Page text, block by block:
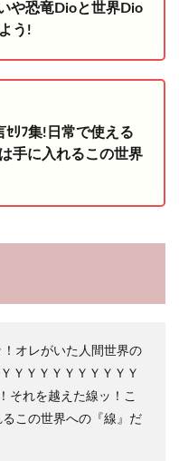
や恐竜Dioと世界Dio
う!
ｾﾘﾌ集!日常で使える
手に入れるこの世界
オレがいた人間世界の
ＹＹＹＹＹＹＹＹＹＹ
れを越えた線ッ！こ
この世界への『線』だ